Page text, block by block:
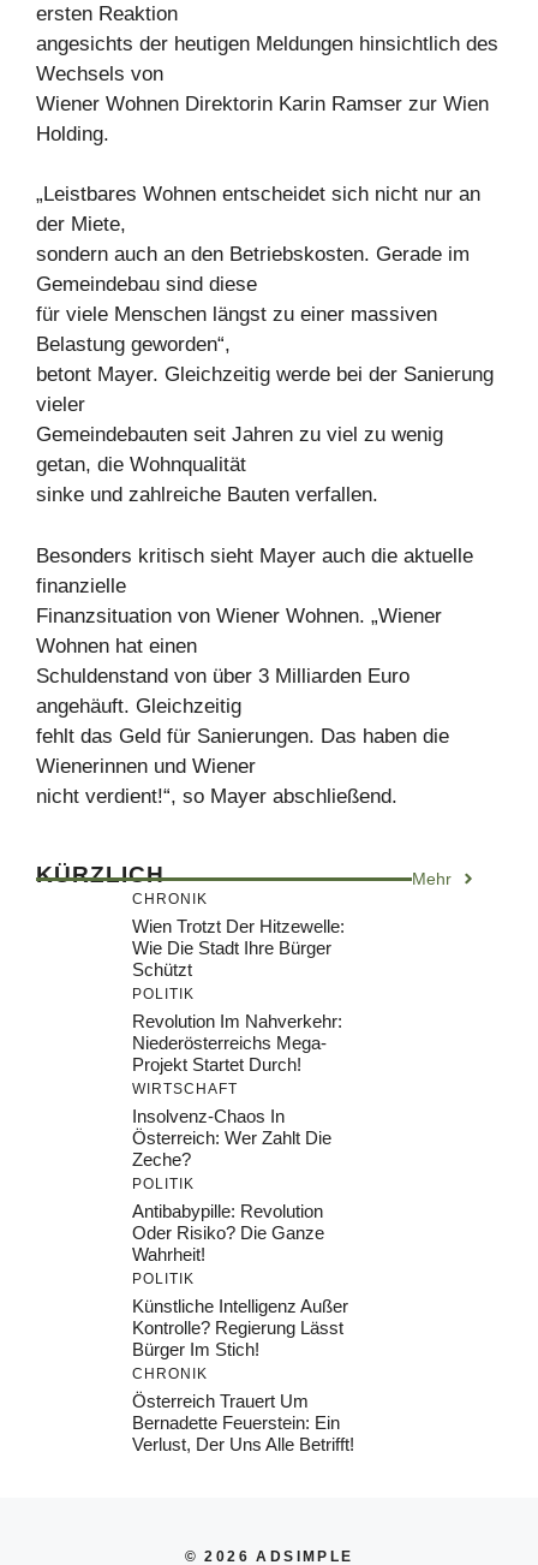
ersten Reaktion
angesichts der heutigen Meldungen hinsichtlich des
Wechsels von
Wiener Wohnen Direktorin Karin Ramser zur Wien
Holding.
„Leistbares Wohnen entscheidet sich nicht nur an
der Miete,
sondern auch an den Betriebskosten. Gerade im
Gemeindebau sind diese
für viele Menschen längst zu einer massiven
Belastung geworden“,
betont Mayer. Gleichzeitig werde bei der Sanierung
vieler
Gemeindebauten seit Jahren zu viel zu wenig
getan, die Wohnqualität
sinke und zahlreiche Bauten verfallen.
Besonders kritisch sieht Mayer auch die aktuelle
finanzielle
Finanzsituation von Wiener Wohnen. „Wiener
Wohnen hat einen
Schuldenstand von über 3 Milliarden Euro
angehäuft. Gleichzeitig
fehlt das Geld für Sanierungen. Das haben die
Wienerinnen und Wiener
nicht verdient!“, so Mayer abschließend.
KÜRZLICH Mehr
CHRONIK
Wien Trotzt Der Hitzewelle:
Wie Die Stadt Ihre Bürger
Schützt
POLITIK
Revolution Im Nahverkehr:
Niederösterreichs Mega-
Projekt Startet Durch!
WIRTSCHAFT
Insolvenz-Chaos In
Österreich: Wer Zahlt Die
Zeche?
POLITIK
Antibabypille: Revolution
Oder Risiko? Die Ganze
Wahrheit!
POLITIK
Künstliche Intelligenz Außer
Kontrolle? Regierung Lässt
Bürger Im Stich!
CHRONIK
Österreich Trauert Um
Bernadette Feuerstein: Ein
Verlust, Der Uns Alle Betrifft!
© 2026 ADSIMPLE